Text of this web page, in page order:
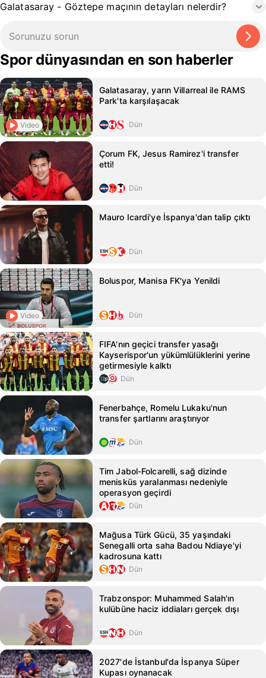
Galatasaray - Göztepe maçının detayları nelerdir?
Spor dünyasından en son haberler
Video
Galatasaray, yarın Villarreal ile RAMS
Park'ta karşılaşacak
Dün
Çorum FK, Jesus Ramirez'i transfer
etti!
Dün
Mauro Icardi'ye İspanya'dan talip çıktı
Dün
Video
Boluspor, Manisa FK'ya Yenildi
Dün
FIFA'nın geçici transfer yasağı
Kayserispor'un yükümlülüklerini yerine
getirmesiyle kalktı
Dün
Fenerbahçe, Romelu Lukaku'nun
transfer şartlarını araştırıyor
Dün
Tim Jabol-Folcarelli, sağ dizinde
menisküs yaralanması nedeniyle
operasyon geçirdi
Dün
Mağusa Türk Gücü, 35 yaşındaki
Senegalli orta saha Badou Ndiaye'yi
kadrosuna kattı
Dün
Trabzonspor: Muhammed Salah'ın
kulübüne haciz iddiaları gerçek dışı
Dün
2027'de İstanbul'da İspanya Süper
Kupası oynanacak